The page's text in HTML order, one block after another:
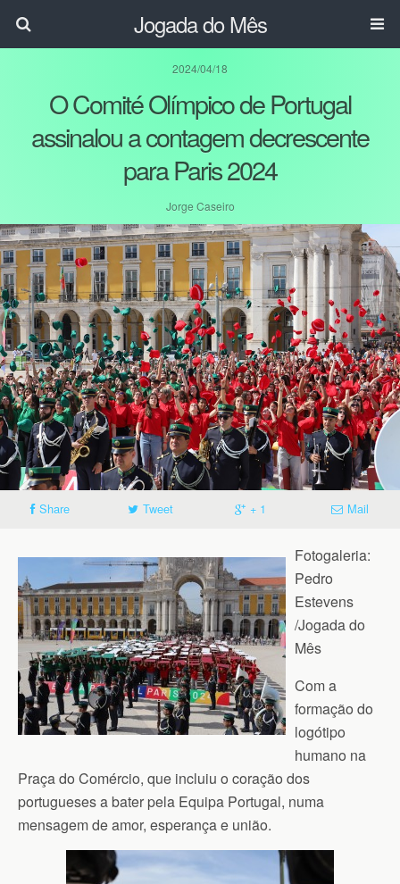
Jogada do Mês
2024/04/18
O Comité Olímpico de Portugal
assinalou a contagem decrescente
para Paris 2024
Jorge Caseiro
Share Tweet + 1 Mail
Fotogaleria:
Pedro
Estevens
/Jogada do
Mês
Com a
formação do
logótipo
humano na
Praça do Comércio, que incluiu o coração dos
portugueses a bater pela Equipa Portugal, numa
mensagem de amor, esperança e união.